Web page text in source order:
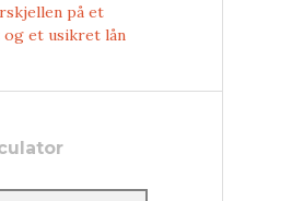
på et
et usikret lån